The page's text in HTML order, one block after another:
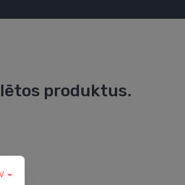
produktus.